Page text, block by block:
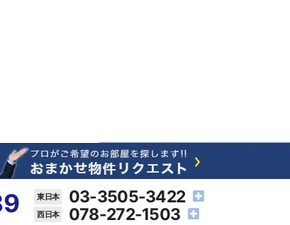
03-3505-3422
078-272-1503